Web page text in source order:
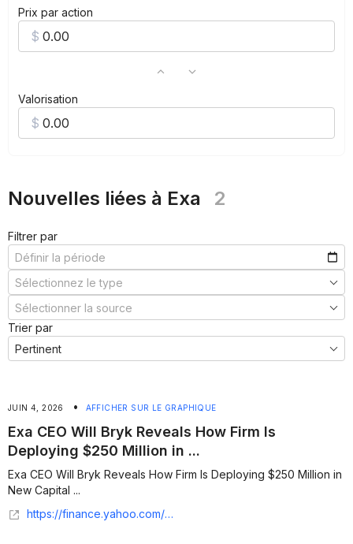
Prix par action
Valorisation
Nouvelles liées à Exa 2
Filtrer par
Trier par
JUIN 4, 2026 • AFFICHER SUR LE GRAPHIQUE
Exa CEO Will Bryk Reveals How Firm Is
Deploying $250 Million in ...
Exa CEO Will Bryk Reveals How Firm Is Deploying $250 Million in
New Capital ...
https://finance.yahoo.com/video/exa-ceo-bryk-reveals-firm-162702547.html